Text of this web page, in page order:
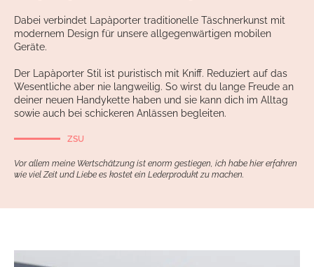
Dabei verbindet Lapàporter traditionelle Täschnerkunst mit
modernem Design für unsere allgegenwärtigen mobilen
Geräte.
Der Lapàporter Stil ist puristisch mit Kniff. Reduziert auf das
Wesentliche aber nie langweilig. So wirst du lange Freude an
deiner neuen Handykette haben und sie kann dich im Alltag
sowie auch bei schickeren Anlässen begleiten.
ZSU
Vor allem meine Wertschätzung ist enorm gestiegen, ich habe hier erfahren
wie viel Zeit und Liebe es kostet ein Lederprodukt zu machen.